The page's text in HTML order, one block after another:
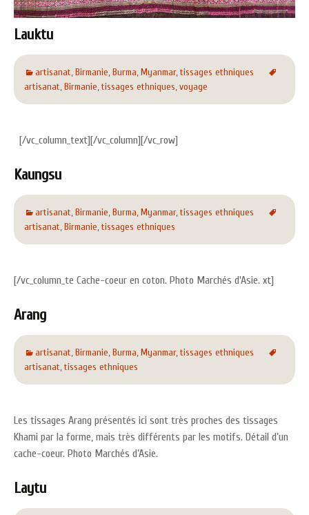
Lauktu
artisanat,Birmanie,Burma,Myanmar,tissages ethniques
artisanat,Birmanie,tissages ethniques,voyage
[/vc_column_text][/vc_column][/vc_row]
Kaungsu
artisanat,Birmanie,Burma,Myanmar,tissages ethniques
artisanat,Birmanie,tissages ethniques
[/vc_column_te Cache-coeur en coton. Photo Marchés d'Asie. xt]
Arang
artisanat,Birmanie,Burma,Myanmar,tissages ethniques
artisanat,tissages ethniques
Les tissages Arang présentés ici sont très proches des tissages
Khami par la forme, mais très différents par les motifs. Détail d’un
cache-coeur. Photo Marchés d’Asie.
Laytu